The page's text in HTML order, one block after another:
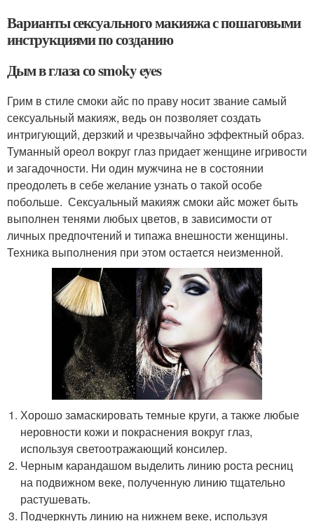
Варианты сексуального макияжа с пошаговыми
инструкциями по созданию
Дым в глаза со smoky eyes
Грим в стиле смоки айс по праву носит звание самый
сексуальный макияж, ведь он позволяет создать
интригующий, дерзкий и чрезвычайно эффектный образ.
Туманный ореол вокруг глаз придает женщине игривости
и загадочности. Ни один мужчина не в состоянии
преодолеть в себе желание узнать о такой особе
побольше. Сексуальный макияж смоки айс может быть
выполнен тенями любых цветов, в зависимости от
личных предпочтений и типажа внешности женщины.
Техника выполнения при этом остается неизменной.
Хорошо замаскировать темные круги, а также любые
неровности кожи и покраснения вокруг глаз,
используя светоотражающий консилер.
Черным карандашом выделить линию роста ресниц
на подвижном веке, полученную линию тщательно
растушевать.
Подчеркнуть линию на нижнем веке, используя